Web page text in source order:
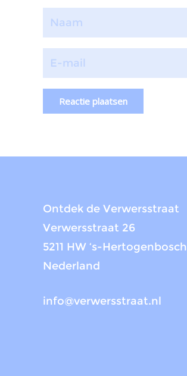
Reactie plaatsen
Ontdek de Verwersstraat
Verwersstraat 26
5211 HW ‘s-Hertogenbosch
Nederland
info@verwersstraat.nl